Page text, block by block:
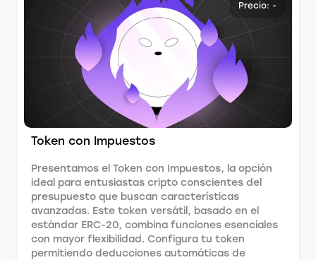
Precio: -
Token con Impuestos
Presentamos el Token con Impuestos, la opción
ideal para entusiastas cripto conscientes del
presupuesto que buscan características
avanzadas. Este token versátil, basado en el
estándar ERC-20, combina funciones esenciales
con mayor flexibilidad. Configura tu token
permitiendo deducciones automáticas de